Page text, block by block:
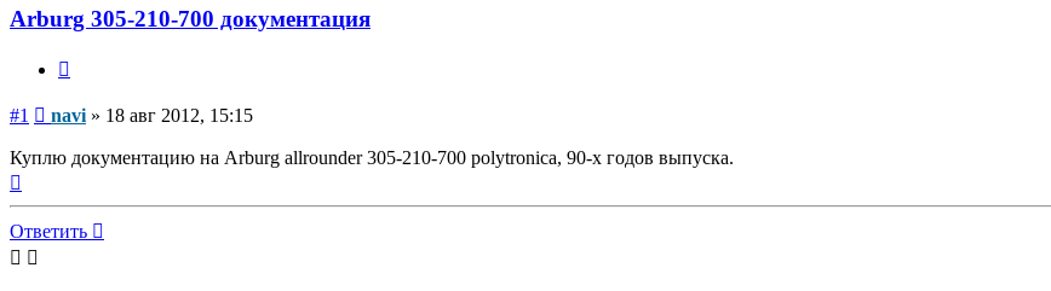
Arburg 305-210-700 документация
#1 Сообщение
navi » 18 авг 2012, 15:15
Куплю документацию на Arburg allrounder 305-210-700 polytronica, 90-х годов выпуска.
началу
Ответить